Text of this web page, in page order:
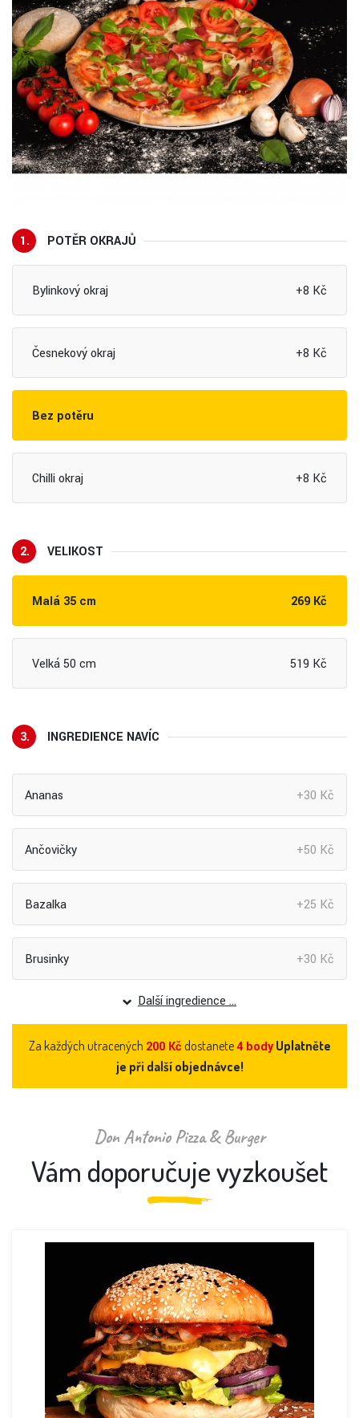
1. POTĚR OKRAJŮ
+8 Kč
Bylinkový okraj
+8 Kč
Česnekový okraj
Bez potěru
+8 Kč
Chilli okraj
2. VELIKOST
Malá 35 cm 269 Kč
Velká 50 cm 519 Kč
3. INGREDIENCE NAVÍC
+30 Kč
Ananas
+50 Kč
Ančovičky
+25 Kč
Bazalka
+30 Kč
Brusinky
Další ingredience ...
Za každých utracených 200Kč dostanete4body Uplatněte
je při další objednávce!
Don Antonio Pizza & Burger
Vám doporučuje vyzkoušet